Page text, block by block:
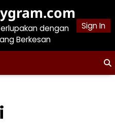
dengan
Berkesan
Sign In